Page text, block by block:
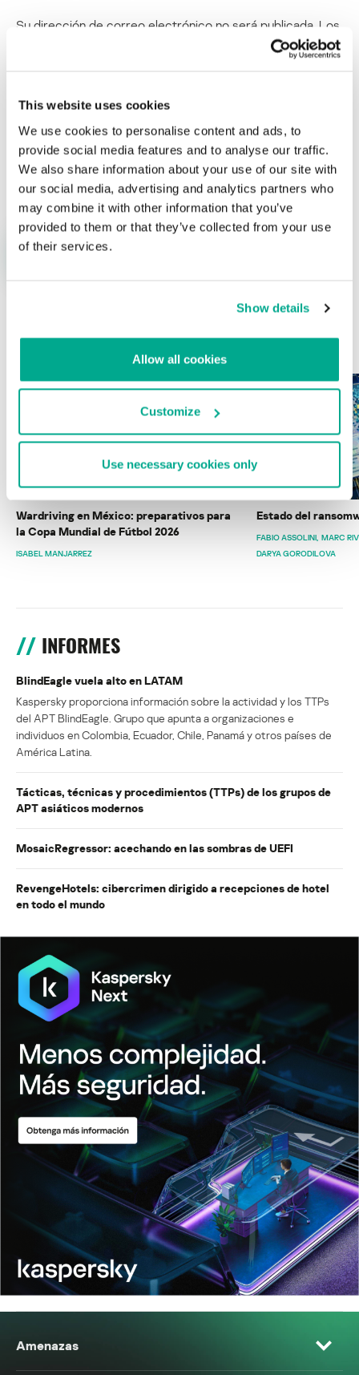
This website uses cookies
We use cookies to personalise content and ads, to
provide social media features and to analyse our traffic.
We also share information about your use of our site with
our social media, advertising and analytics partners who
may combine it with other information that you’ve
provided to them or that they’ve collected from your use
of their services.
Show details
Allow all cookies
Customize
Use necessary cookies only
Su dirección de correo electrónico no será publicada. Los
Nombre* Correo electrónico *
ÚLTIMAS PUBLICACIONES
Wardriving en México: preparativos para
la Copa Mundial de Fútbol 2026
ISABEL MANJARREZ
Estado del
FABIO ASSOLINI MARC
DARYA GORODILOVA
INFORMES
BlindEagle vuela alto en LATAM
Kaspersky proporciona información sobre la actividad y los TTPs
del APT BlindEagle. Grupo que apunta a organizaciones e
individuos en Colombia, Ecuador, Chile, Panamá y otros países de
América Latina.
Tácticas, técnicas y procedimientos (TTPs) de los grupos de
APT asiáticos modernos
MosaicRegressor: acechando en las sombras de UEFI
RevengeHotels: cibercrimen dirigido a recepciones de hotel
en todo el mundo
Amenazas